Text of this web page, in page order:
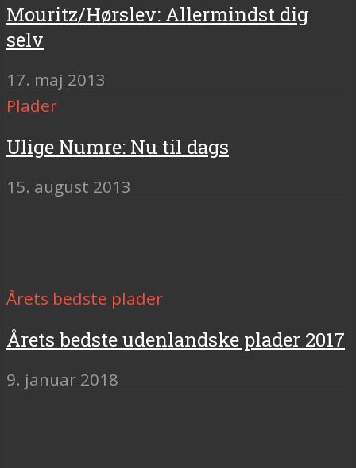
Mouritz/Hørslev: Allermindst dig
selv
17. maj 2013
Plader
Ulige Numre: Nu til dags
15. august 2013
Årets bedste plader
Årets bedste udenlandske plader 2017
9. januar 2018